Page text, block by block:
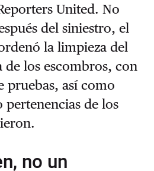
United. No
del siniestro, el
la limpieza del
los escombros, con
pruebas, así como
pertenencias de los
no un